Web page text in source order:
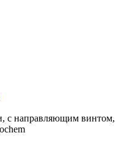
с направляющим винтом,